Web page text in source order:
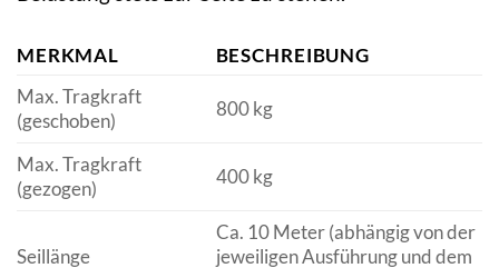
MERKMAL
BESCHREIBUNG
Max. Tragkraft
(geschoben)
800 kg
Max. Tragkraft
(gezogen)
400 kg
Seillänge
Ca. 10 Meter (abhängig von der
jeweiligen Ausführung und dem